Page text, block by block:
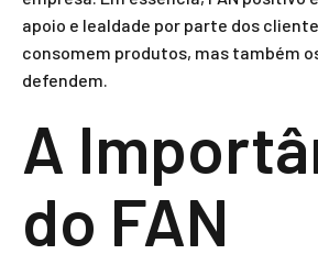
apoio e lealdade por parte dos
consomem produtos, mas também
defendem.
A
do FAN